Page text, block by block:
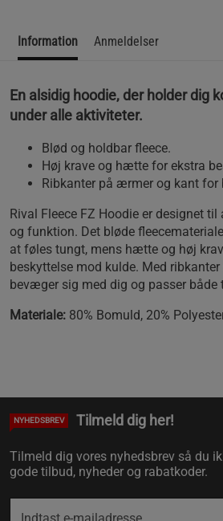
Information Anmeldelser
En alsidig hoodie, der holder dig
under alle aktiviteter.
Blød og holdbar fleece.
Høj krave og hætte for ekstra
Ribkanter på ærmer og kant for
Rival Fleece FZ Hoodie er designet
og funktion. Det bløde
at føles tungt, mens hætte og høj
beskyttelse mod kulde. Med
bevæger sig med dig og passer
Materiale: 80% Bomuld, 20%
NYHEDSBREV Tilmeld dig her!
Tilmeld dig vores nyhedsbrev så du
gode tilbud, nyheder og rabatkoder.